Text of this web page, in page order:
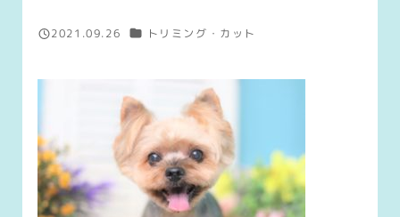
投稿日
2021.09.26 カテゴリー
トリミング・カット